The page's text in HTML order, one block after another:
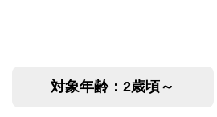
対象年齢：2歳頃～